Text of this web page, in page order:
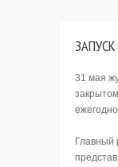
ЗАПУСК
31 мая
Главный